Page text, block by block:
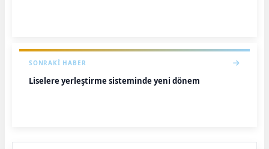
SONRAKI HABER
Liselere yerleştirme sisteminde yeni dönem